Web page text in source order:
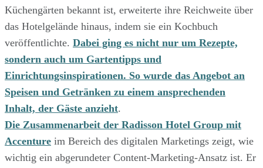
Küchengärten bekannt ist, erweiterte ihre Reichweite über
das Hotelgelände hinaus, indem sie ein Kochbuch
veröffentlichte. Dabei ging es nicht nur um Rezepte,
sondern auch um Gartentipps und
Einrichtungsinspirationen. So wurde das Angebot an
Speisen und Getränken zu einem ansprechenden
Inhalt, der Gäste anzieht.
Die Zusammenarbeit der Radisson Hotel Group mit
Accenture im Bereich des digitalen Marketings zeigt, wie
wichtig ein abgerundeter Content-Marketing-Ansatz ist. Er